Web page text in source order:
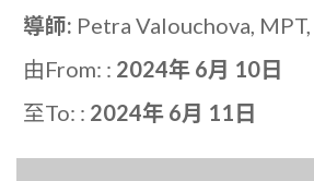
導師: Petra Valouchova,
由From: : 2024年 6月 10日
至To: : 2024年 6月 11日